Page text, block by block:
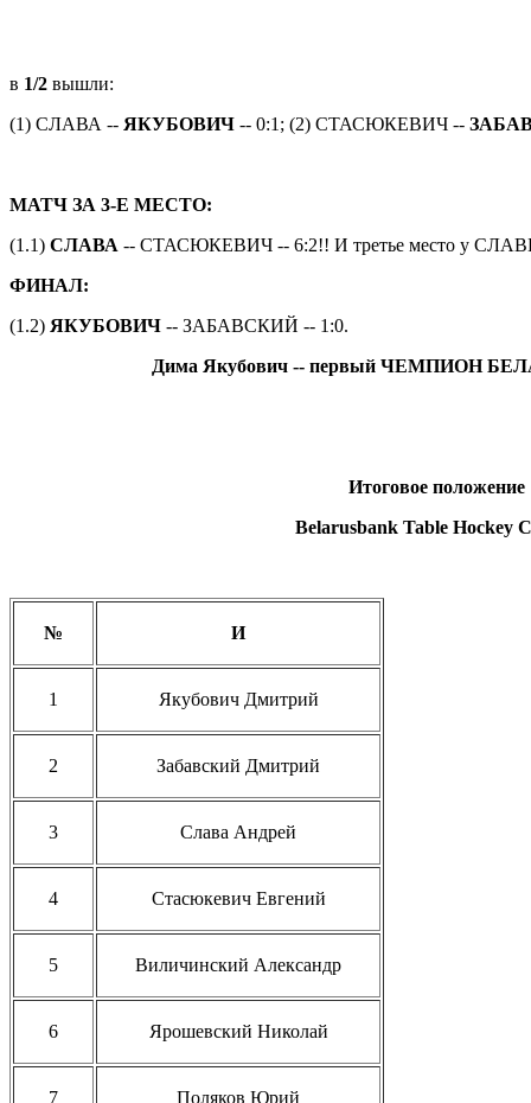
в 1/2 вышли:
(1) СЛАВА -- ЯКУБОВИЧ -- 0:1; (2) СТАСЮКЕВИЧ --
МАТЧ ЗА 3-Е МЕСТО:
(1.1) СЛАВА -- СТАСЮКЕВИЧ -- 6:2!! И третье
ФИНАЛ:
(1.2) ЯКУБОВИЧ -- ЗАБАВСКИЙ -- 1:0.
Дима Якубович -- первый ЧЕМПИОН
Итоговое положение
Belarusbank Table Hockey
№ И
1 Якубович Дмитрий
2 Забавский Дмитрий
3 Слава Андрей
4 Стасюкевич Евгений
5 Виличинский Александр
6 Ярошевский Николай
7 Поляков Юрий